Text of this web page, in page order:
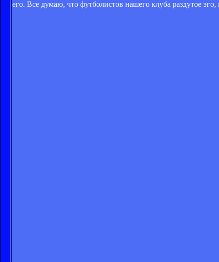
его. Все думаю, что футболистов нашего клуба раздутое